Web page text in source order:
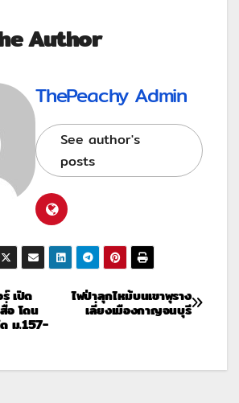
Author
ThePeachy Admin
See author's
posts
ไฟป่าลุกไหม้บนเขาพุราง
เลี่ยงเมืองกาญจนบุรี
เปิด
อ โดน
ม.157-